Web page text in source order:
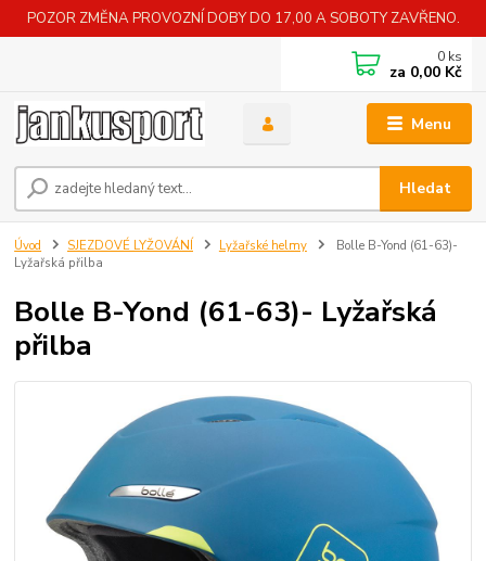
POZOR ZMĚNA PROVOZNÍ DOBY DO 17,00 A SOBOTY ZAVŘENO.
Menu
Hledat
0 ks
za 0,00 Kč
Úvod SJEZDOVÉ LYŽOVÁNÍ Lyžařské helmy
Bolle B-Yond (61-63)-
Lyžařská přilba
Bolle B-Yond (61-63)- Lyžařská
přilba